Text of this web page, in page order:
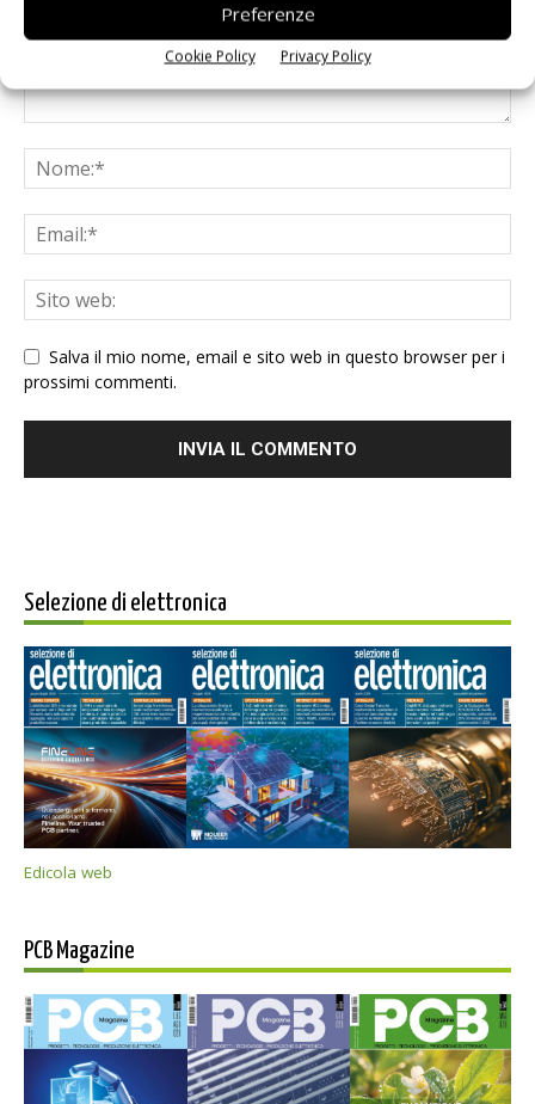
Preferenze
Cookie Policy Privacy Policy
Salva il mio nome, email e sito web in questo browser per i
prossimi commenti.
Selezione di elettronica
Edicola web
PCB Magazine